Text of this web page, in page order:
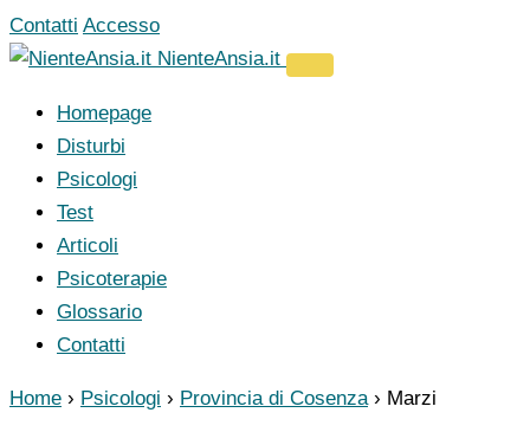
Vai
al
Contatti Accesso
NienteAnsia.it
Homepage
Disturbi
Psicologi
Test
Articoli
Psicoterapie
Glossario
Contatti
Home › Psicologi › Provincia di Cosenza › Marzi